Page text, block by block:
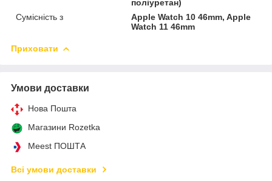
поліуретан)
Сумісність з
Apple Watch 10 46mm, Apple
Watch 11 46mm
Приховати
Умови доставки
Нова Пошта
Магазини Rozetka
Meest ПОШТА
Всі умови доставки